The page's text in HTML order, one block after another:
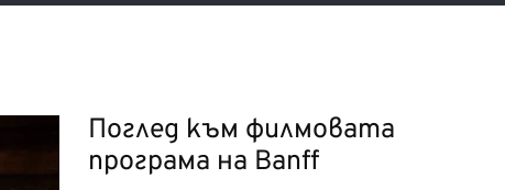
Поглед към филмовата
програма на Banff